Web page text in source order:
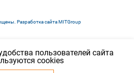
пользователей сайта
cookies
Разработка сайта MITGroup